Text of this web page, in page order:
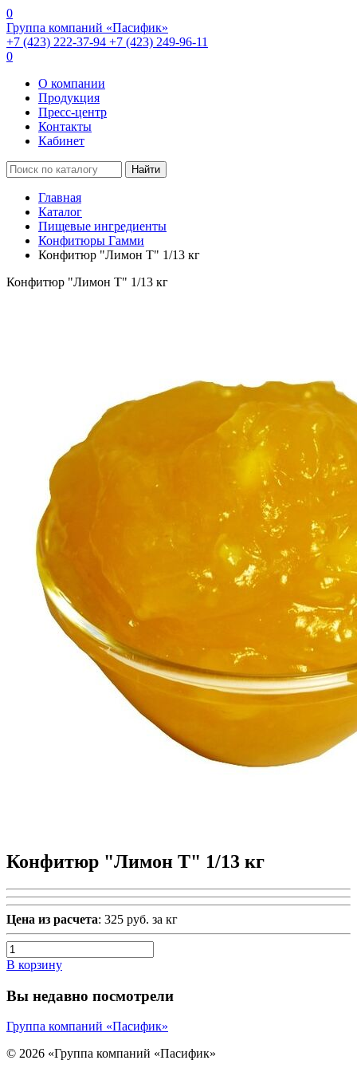
0
Группа компаний «Пасифик»
+7 (423) 222-37-94 +7 (423) 249-96-11
0
О компании
Продукция
Пресс-центр
Контакты
Кабинет
Найти
Главная
Каталог
Пищевые ингредиенты
Конфитюры Гамми
Конфитюр "Лимон Т" 1/13 кг
Конфитюр "Лимон Т" 1/13 кг
Конфитюр "Лимон Т" 1/13 кг
Цена из расчета: 325 руб. за кг
В корзину
Вы недавно посмотрели
Группа компаний «Пасифик»
© 2026 «Группа компаний «Пасифик»